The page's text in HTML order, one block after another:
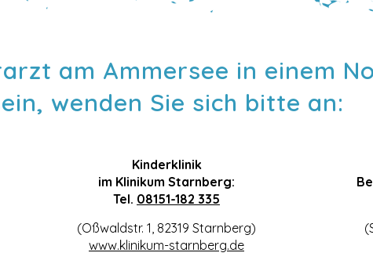
am Ammersee in einem
wenden Sie sich bitte an:
Kinderklinik
im Klinikum Starnberg:
Tel. 08151-182 335
(Oßwaldstr. 1, 82319 Starnberg)
www.klinikum-starnberg.de